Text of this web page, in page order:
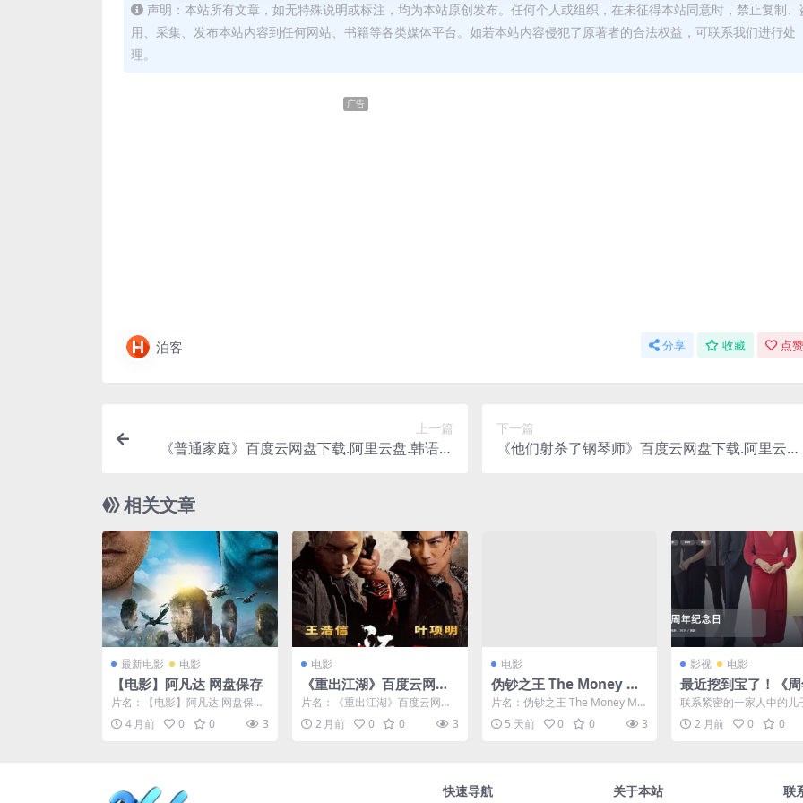
声明：本站所有文章，如无特殊说明或标注，均为本站原创发布。任何个人或组织，在未征得本站同意时，禁止复制、
用、采集、发布本站内容到任何网站、书籍等各类媒体平台。如若本站内容侵犯了原著者的合法权益，可联系我们进行处
理。
广告
泊客 分享 收藏 点
上一篇
《普通家庭》百度云网盘下载.阿里云盘.韩语中
下一篇
《他们射杀了钢琴师》百度云网盘下载.阿里云盘.
相关文章
最新电影 电影
【电影】阿凡达 网盘保存
片名：【电影】阿凡达 网盘保存
分类：电影 详情介绍 IMDb: tt16
300...4 月前 0 0 3
电影
《重出江湖》百度云网盘
夸克下载.阿里云盘.中字.
(2026)
片名：《重出江湖》百度云网盘
夸克下载.阿里云盘.中字.(2026)
分类：电影 ...
2 月前 0 0 3
电影
伪钞之王 The Money Ma
ker
片名：伪钞之王 The Money Ma
ker 分类：电影 详情介绍 《伪钞
之王...5 天前 0 0 3
影视 电影
最近挖到宝了！《周
念日》 2025 未删减
转存
联系紧密的一家人中的儿
新女友，母亲随后发现自
见过这个女子，“她的思想...
2 月前 0 0
快速导航 关于本站 联